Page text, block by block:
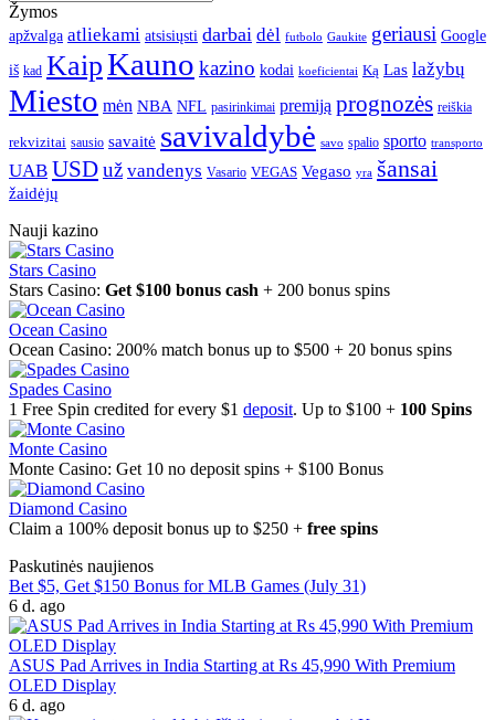
Žymos
apžvalga atliekami atsisiųsti darbai dėl futbolo Gaukite geriausi Google
iš kad KaipKauno kazino kodai koeficientai Ką Las lažybų
Miesto mėn NBA NFL pasirinkimai premiją prognozės reiškia
rekvizitai sausio savaitė savivaldybė savo spalio sporto transporto
UAB USDuž vandenys Vasario VEGAS Vegaso yra šansai
žaidėjų
Nauji kazino
Stars Casino
Stars Casino: Get $100 bonus cash + 200 bonus spins
Ocean Casino
Ocean Casino: 200% match bonus up to $500 + 20 bonus spins
Spades Casino
1 Free Spin credited for every $1 deposit. Up to $100 + 100 Spins
Monte Casino
Monte Casino: Get 10 no deposit spins + $100 Bonus
Diamond Casino
Claim a 100% deposit bonus up to $250 + free spins
Paskutinės naujienos
Bet $5, Get $150 Bonus for MLB Games (July 31)
6 d. ago
ASUS Pad Arrives in India Starting at Rs 45,990 With Premium
OLED Display
6 d. ago